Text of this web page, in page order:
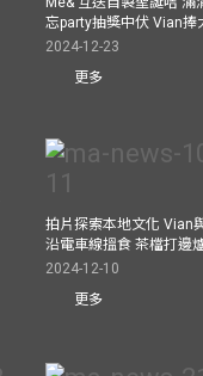
忘party抽獎中伏 Vian捧
2024-12-23
更多
拍片探索本地文化 Vian
沿電車線搵食 茶檔打邊
2024-12-10
更多